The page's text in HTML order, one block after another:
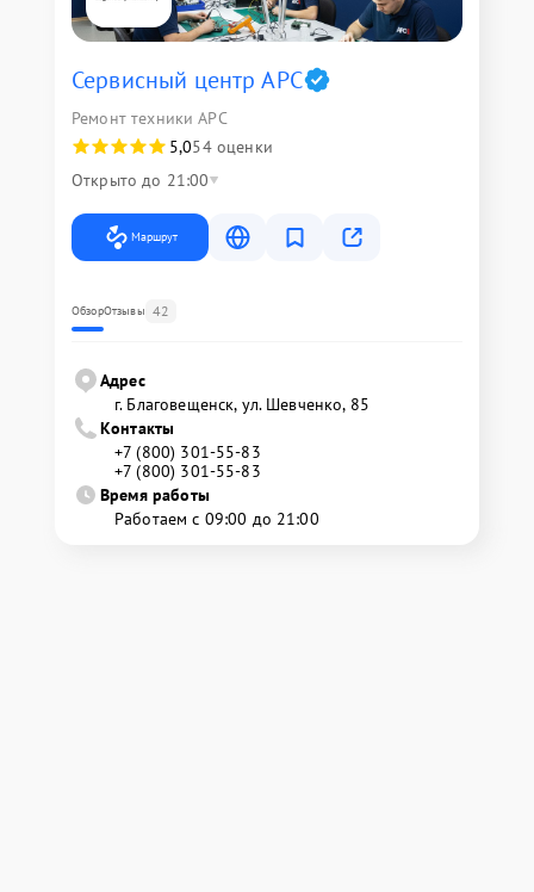
Сервисный центр APC
Ремонт техники APC
5,054 оценки
Открыто до 21:00
Маршрут
ОбзорОтзывы 42
Адрес
г. Благовещенск, ул. Шевченко, 85
Контакты
+7 (800) 301-55-83
+7 (800) 301-55-83
Время работы
Работаем с 09:00 до 21:00